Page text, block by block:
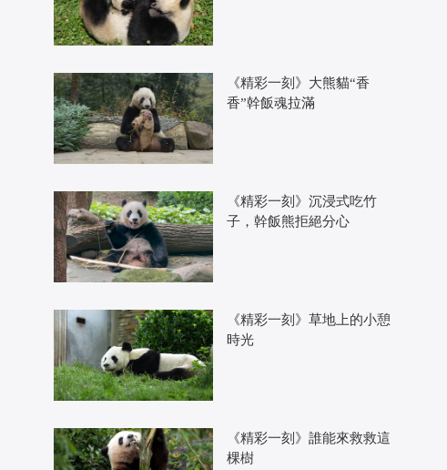
《精彩一刻》大熊貓“香
香”幹飯魂拉滿
《精彩一刻》沉浸式吃竹
子，幹飯熊拒絕分心
《精彩一刻》草地上的小憩
時光
《精彩一刻》誰能來救救這
棵樹